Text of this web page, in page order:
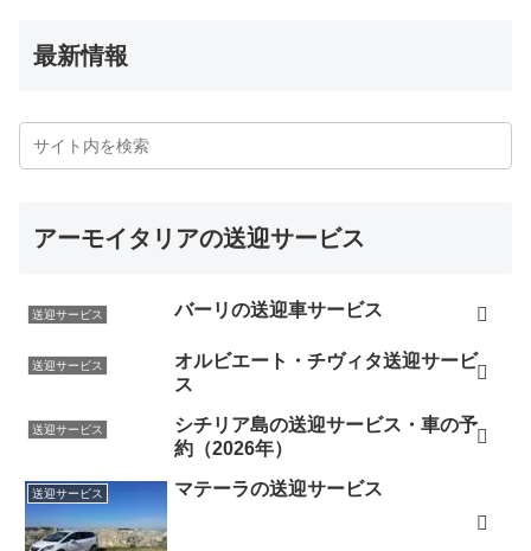
最新情報
アーモイタリアの送迎サービス
送迎サービス バーリの送迎車サービス
送迎サービス
オルビエート・チヴィタ送迎サービ
ス
送迎サービス
シチリア島の送迎サービス・車の予
約（2026年）
送迎サービス マテーラの送迎サービス